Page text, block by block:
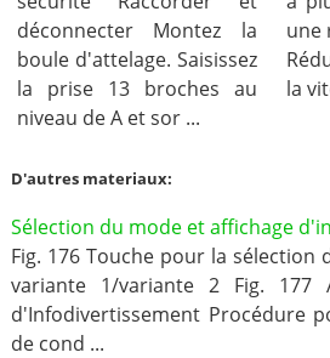
déconnecter Montez la
boule d'attelage. Saisissez
la prise 13 broches au
niveau de A et sor ...
une
la
D'autres materiaux:
Sélection du mode et affichage
Fig. 176 Touche pour la sélection
variante 1/variante 2 Fig. 177
d'Infodivertissement Procédure
de cond ...